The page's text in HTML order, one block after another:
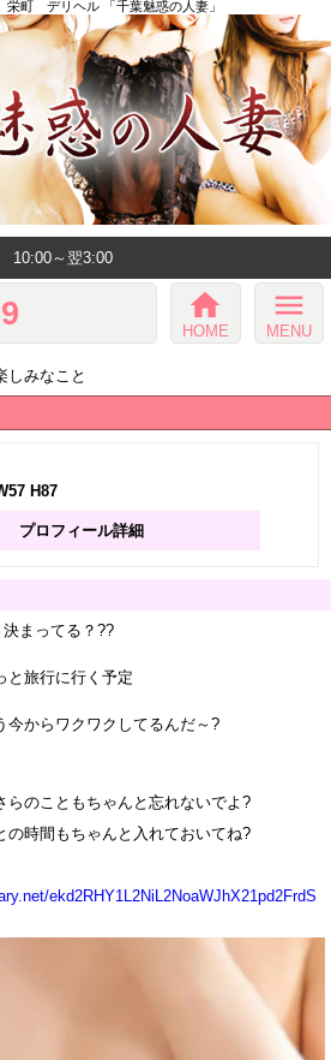
町 デリヘル 「千葉魅惑の人妻」
10:00～翌3:00
home
HOME
menu
MENU
しみなこと
H87
プロフィール詳細
まってる？??
と旅行に行く予定
今からワクワクしてるんだ～?
のこともちゃんと忘れないでよ?
の時間もちゃんと入れておいてね?
ekd2RHY1L2NiL2NoaWJhX21pd2FrdS